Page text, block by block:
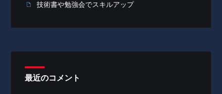
技術書や勉強会でスキルアップ
最近のコメント